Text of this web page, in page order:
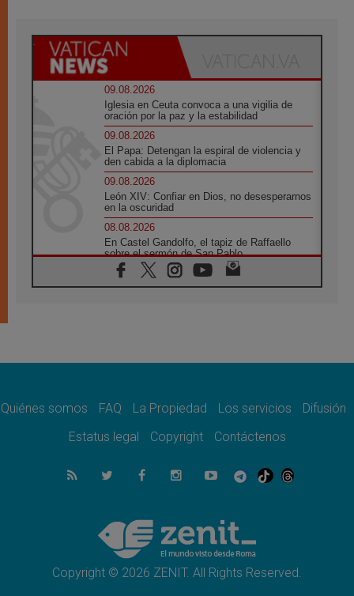
09.08.2026
Iglesia en Ceuta convoca a una vigilia de
oración por la paz y la estabilidad
09.08.2026
El Papa: Detengan la espiral de violencia y
den cabida a la diplomacia
09.08.2026
León XIV: Confiar en Dios, no desesperarnos
en la oscuridad
08.08.2026
En Castel Gandolfo, el tapiz de Raffaello
sobre el sermón de San Pablo
08.08.2026
En Colombia, «la paz no se compra con una
08.08.2026
08.08.2026
del Buen Consejo de Genazzano
Filipinas: el Vicariato Apostólico de Calapán
se convierte en diócesis
Honduras: Los desplazados invisibles de una
crisis olvidada
Quiénes somos FAQ La Propiedad Los servicios
Difusión
Estatus legal
Copyright Contáctenos
Copyright © 2026 ZENIT. All Rights Reserved.